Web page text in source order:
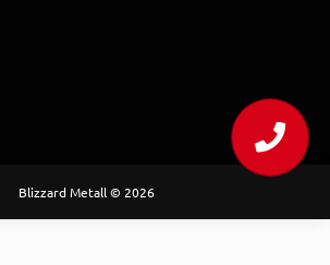
Blizzard Metall © 2026